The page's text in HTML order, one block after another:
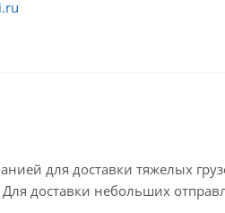
для доставки тяжелых
доставки небольших